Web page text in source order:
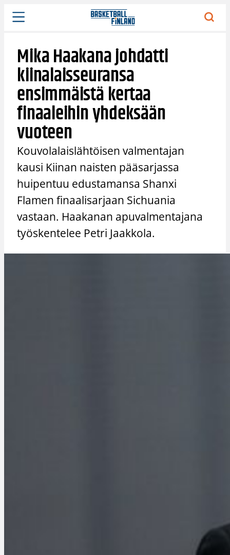
Siirry
sisältöön
Mika Haakana johdatti
kiinalaisseuransa
ensimmäistä kertaa
finaaleihin yhdeksään
vuoteen
Kouvolalaislähtöisen valmentajan
kausi Kiinan naisten pääsarjassa
huipentuu edustamansa Shanxi
Flamen finaalisarjaan Sichuania
vastaan. Haakanan apuvalmentajana
työskentelee Petri Jaakkola.